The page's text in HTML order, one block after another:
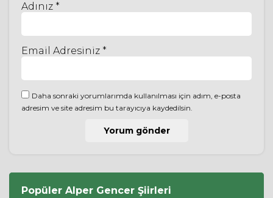
Adınız *
Email Adresiniz *
Daha sonraki yorumlarımda kullanılması için adım, e-posta
adresim ve site adresim bu tarayıcıya kaydedilsin.
Popüler Alper Gencer Şiirleri